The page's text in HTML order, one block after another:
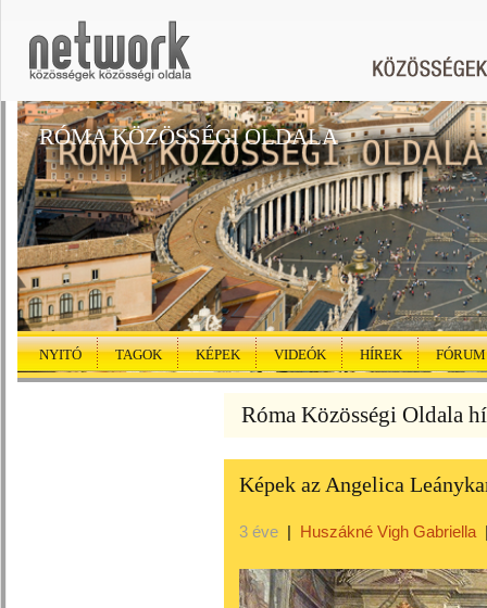
RÓMA KÖZÖSSÉGI OLDALA
NYITÓ TAGOK KÉPEK VIDEÓK HÍREK FÓRUM
Róma Közösségi Oldala
Képek az Angelica
3 éve | Huszákné Vigh Gabriella